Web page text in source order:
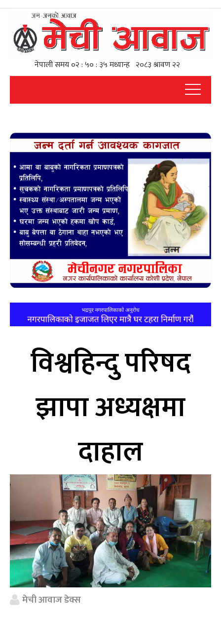
विश्वहिन्दु परिषद
झापा अध्यक्षमा
दाहाल
मेची आवाज डेक्स